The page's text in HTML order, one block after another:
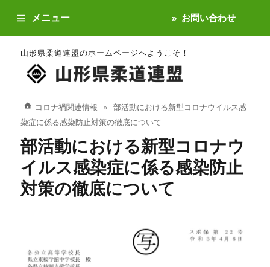
山形県柔道連盟のホームページへようこそ！
メニュー お問い合わせ
コロナ禍関連情報
部活動における新型コロナウイルス感
染症に係る感染防止対策の徹底について
部活動における新型コロナウ
イルス感染症に係る感染防止
対策の徹底について